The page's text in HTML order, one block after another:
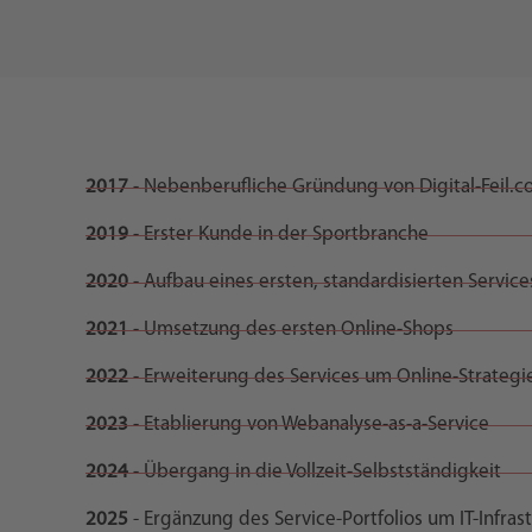
2017- Nebenberufliche Gründung von Digital-
2019- Erster Kunde in der Sportbranche
2020- Aufbau eines ersten, standardisierten
2021- Umsetzung des ersten Online-Shops
2022- Erweiterung des Services um Online-
2023- Etablierung von Webanalyse-as-a-Service
2024- Übergang in die Vollzeit-Selbstständigkeit
2025 - Ergänzung des Service-Portfolios um IT-